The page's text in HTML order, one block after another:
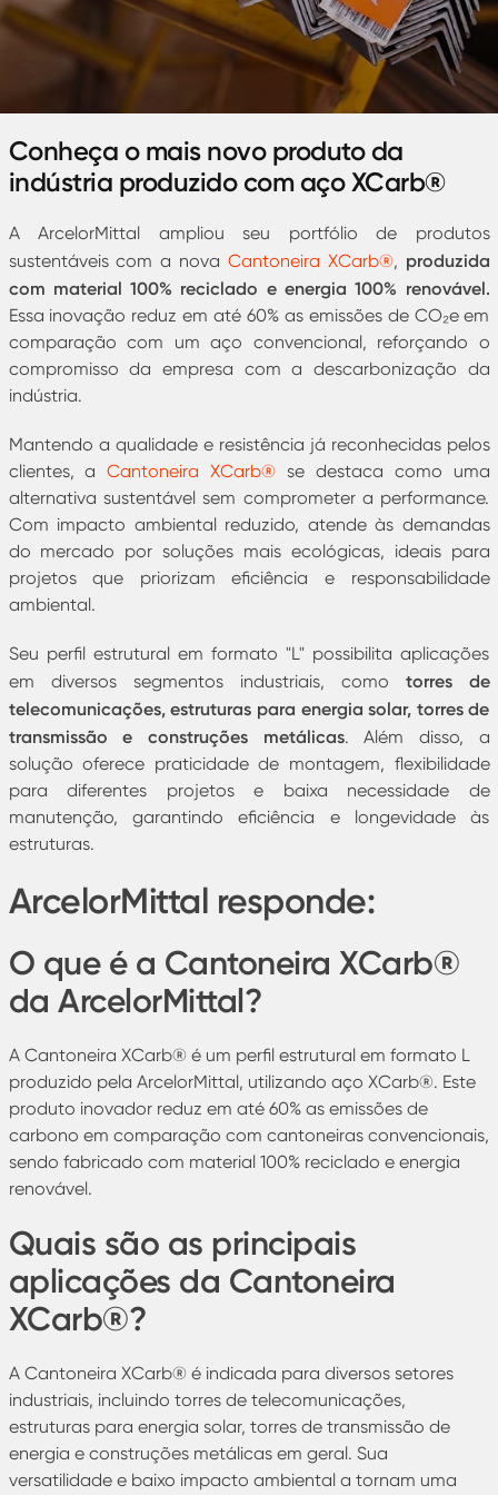
Conheça o mais novo produto da
indústria produzido com aço XCarb®
A ArcelorMittal ampliou seu portfólio de produtos
sustentáveis com a nova Cantoneira XCarb®, produzida
com material 100% reciclado e energia 100% renovável.
Essa inovação reduz em até 60% as emissões de CO₂e em
comparação com um aço convencional, reforçando o
compromisso da empresa com a descarbonização da
indústria.
Mantendo a qualidade e resistência já reconhecidas pelos
clientes, aCantoneira XCarb® se destaca como uma
alternativa sustentável sem comprometer a performance.
Com impacto ambiental reduzido, atende às demandas
do mercado por soluções mais ecológicas, ideais para
projetos que priorizam eficiência e responsabilidade
ambiental.
Seu perfil estrutural em formato "L" possibilita aplicações
em diversos segmentos industriais, como torres de
telecomunicações, estruturas para energia solar, torres de
transmissão e construções metálicas. Além disso, a
solução oferece praticidade de montagem, flexibilidade
para diferentes projetos e baixa necessidade de
manutenção, garantindo eficiência e longevidade às
estruturas.
ArcelorMittal responde:
O que é a Cantoneira XCarb®
da ArcelorMittal?
A Cantoneira XCarb® é um perfil estrutural em formato L
produzido pela ArcelorMittal, utilizando aço XCarb®. Este
produto inovador reduz em até 60% as emissões de
carbono em comparação com cantoneiras convencionais,
sendo fabricado com material 100% reciclado e energia
renovável.
Quais são as principais
aplicações da Cantoneira
XCarb®?
A Cantoneira XCarb® é indicada para diversos setores
industriais, incluindo torres de telecomunicações,
estruturas para energia solar, torres de transmissão de
energia e construções metálicas em geral. Sua
versatilidade e baixo impacto ambiental a tornam uma